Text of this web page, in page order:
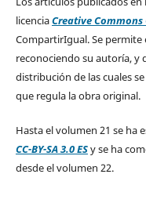
licenciaCreative Commons
CompartirIgual. Se permite
reconociendo su autoría, y
distribución de las cuales
que regula la obra original.
Hasta el volumen 21 se ha
CC-BY-SA 3.0 ESy se ha
desde el volumen 22.